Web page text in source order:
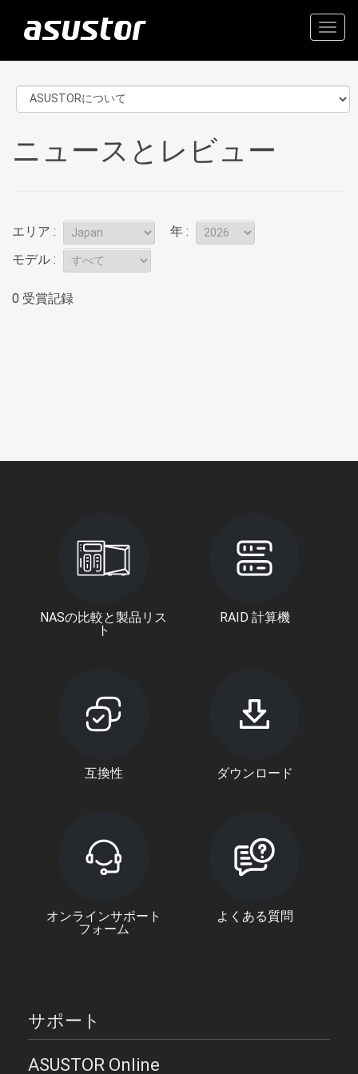
ニュースとレビュー
エリア :
年 :
モデル :
0 受賞記録
NASの比較と製品リス
ト
RAID 計算機
互換性 ダウンロード
オンラインサポート
フォーム
よくある質問
サポート
ASUSTOR Online